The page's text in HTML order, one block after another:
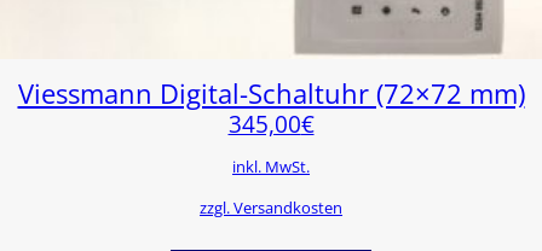
Viessmann Digital-Schaltuhr (72×72 mm)
345,00€
inkl. MwSt.
zzgl. Versandkosten